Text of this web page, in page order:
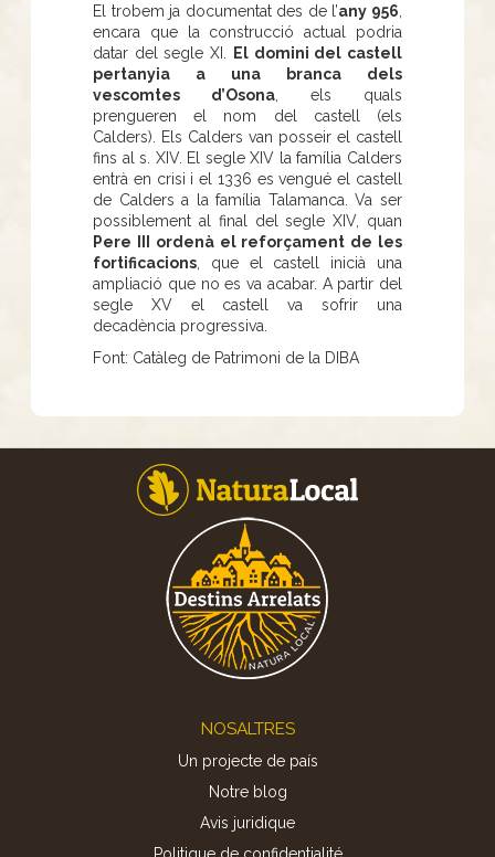
El trobem ja documentat des de l’any 956
encara que la construcció actual podria
datar del segle XI.
El domini del castell
pertanyia a una branca dels
vescomtes d’Osona , els quals
prengueren el nom del castell (els
Calders). Els Calders van posseir el castell
fins al s. XIV. El segle XIV la família Calders
entrà en crisi i el 1336 es vengué el castell
de Calders a la família Talamanca. Va ser
possiblement al final del segle XIV, quan
Pere III ordenà el reforçament de les
fortificacions , que el castell inicià una
ampliació que no es va acabar. A partir del
segle XV el castell va sofrir una
decadència progressiva.
Font: Catàleg de Patrimoni de la DIBA
NOSALTRES
Un projecte de país
Notre blog
Avis juridique
Politique de confidentialité